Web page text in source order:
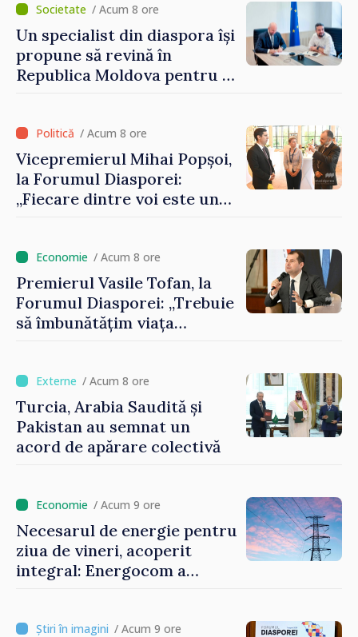
/ Acum 8 ore
Un specialist din diaspora își
propune să revină în
Republica Moldova pentru a
/ Acum 8 ore
Vicepremierul Mihai Popșoi,
la Forumul Diasporei:
„Fiecare dintre voi este un
imaginii Republicii Moldova”
/ Acum 8 ore
Premierul Vasile Tofan, la
Forumul Diasporei: „Trebuie
să îmbunătățim viața
/ Acum 8 ore
Turcia, Arabia Saudită și
Pakistan au semnat un
acord de apărare colectivă
/ Acum 9 ore
Necesarul de energie pentru
ziua de vineri, acoperit
integral: Energocom a
/ Acum 9 ore